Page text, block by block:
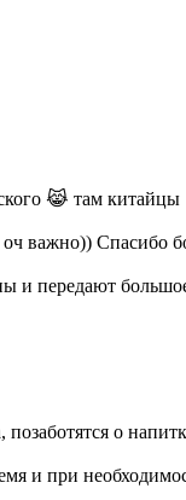
😹 там китайцы
оч важно)) Спасибо
и передают
о
и при